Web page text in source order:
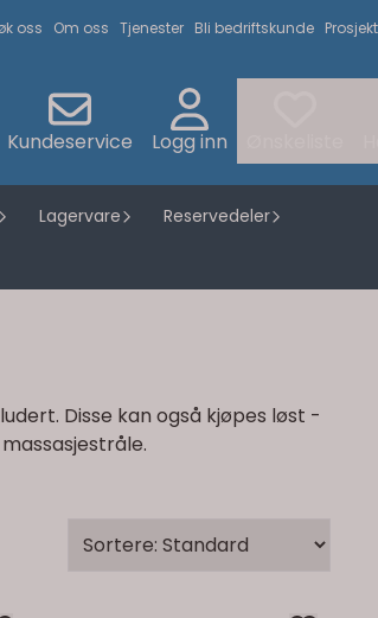
oss Om oss Tjenester Bli bedriftskunde Prosjekt
Kundeservice Logg inn
Lagervare
Reservedeler
Disse kan også kjøpes løst -